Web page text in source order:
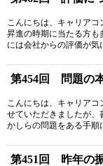
こんにちは、キャリア
昇進の時期に当たる方
には会社からの評価が
第454回 問題の
こんにちは、キャリア
せていただきましたが
かしらの問題をある手順
第451回 昨年の振